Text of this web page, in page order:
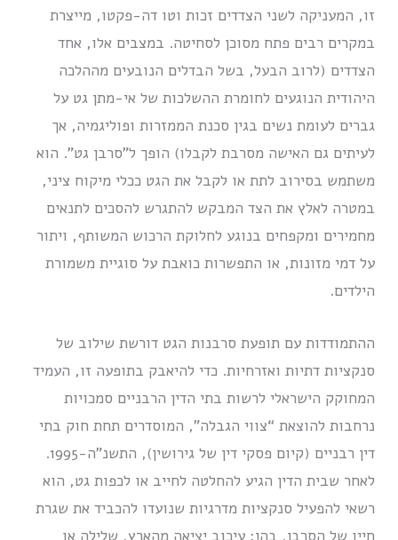
זו, המעניקה לשני הצדדים זכות וטו דה-פקטו, מייצרת
במקרים רבים פתח מסוכן לסחיטה. במצבים אלו, אחד
הצדדים (לרוב הבעל, בשל הבדלים הנובעים מההלכה
היהודית הנוגעים לחומרת ההשלכות של אי-מתן גט על
גברים לעומת נשים בגין סכנת הממזרות ופוליגמיה, אך
לעיתים גם האישה מסרבת לקבלו) הופך ל”סרבן גט”. הוא
משתמש בסירוב לתת או לקבל את הגט ככלי מיקוח ציני,
במטרה לאלץ את הצד המבקש להתגרש להסכים לתנאים
מחמירים ומקפחים בנוגע לחלוקת הרכוש המשותף, ויתור
על דמי מזונות, או התפשרות כואבת על סוגיית משמורת
הילדים.
ההתמודדות עם תופעת סרבנות הגט דורשת שילוב של
סנקציות דתיות ואזרחיות. כדי להיאבק בתופעה זו, העמיד
המחוקק הישראלי לרשות בתי הדין הרבניים סמכויות
נרחבות להוצאת “צווי הגבלה”, המוסדרים תחת חוק בתי
דין רבניים (קיום פסקי דין של גירושין), התשנ”ה-1995.
לאחר שבית הדין הגיע להחלטה לחייב או לכפות גט, הוא
רשאי להפעיל סנקציות מדרגיות שנועדו להכביד את שגרת
חייו של הסרבן, בהן: עיכוב יציאה מהארץ, שלילה או